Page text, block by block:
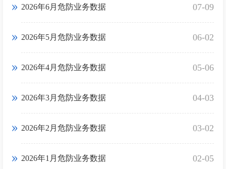
2026年6月危防业务数据 07-09
2026年5月危防业务数据 06-02
2026年4月危防业务数据 05-06
2026年3月危防业务数据 04-03
2026年2月危防业务数据 03-02
2026年1月危防业务数据 02-05